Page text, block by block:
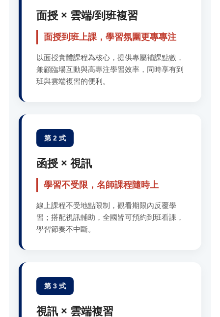
面授 × 雲端/到班複習
面授到班上課，學習氛圍更專專注
以面授實體課程為核心，提供專屬補課點數，
兼顧臨場互動與高專注學習效率，同時享有到
班與雲端複習的便利。
第 2 式
函授 × 視訊
學習不受限，名師課程隨時上
線上課程不受地點限制，觀看期限內反覆學
習；搭配視訊輔助，全國皆可預約到班看課，
學習節奏不中斷。
第 3 式
視訊 × 雲端複習